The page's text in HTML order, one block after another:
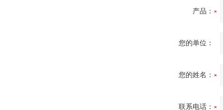
产品：
您的单位：
您的姓名：
联系电话：